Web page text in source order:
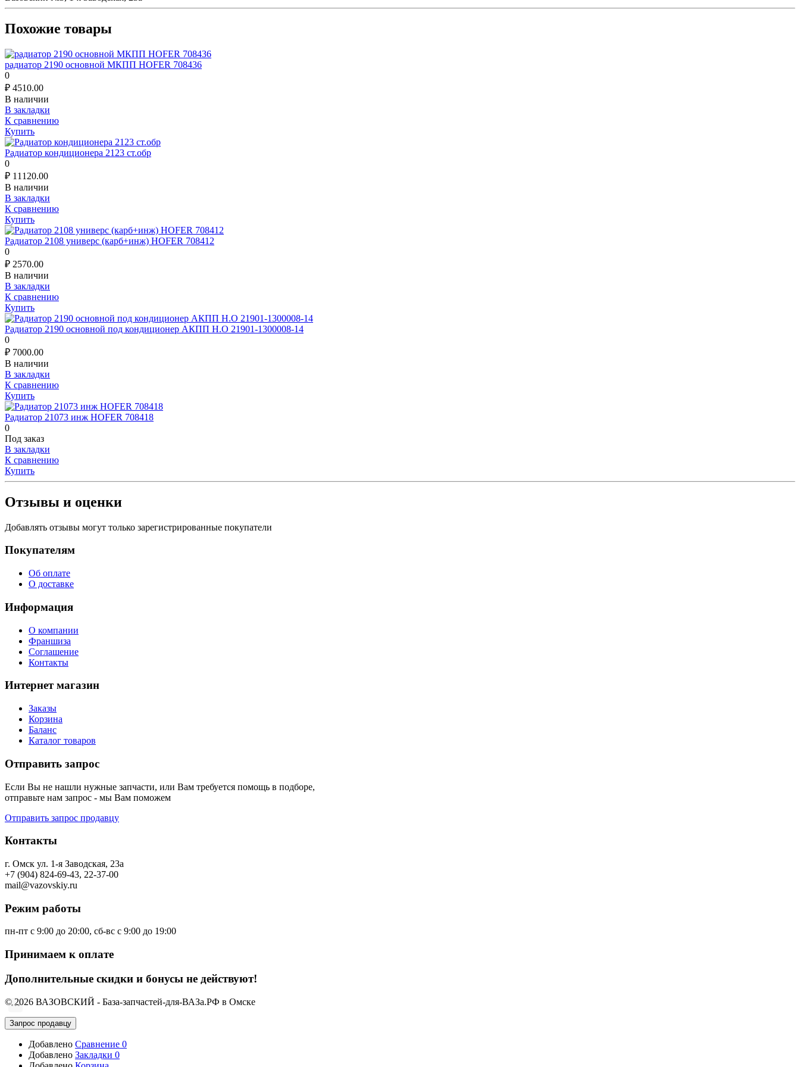
Похожие товары
радиатор 2190 основной МКПП HOFER 708436
0
₽ 4510.00
В наличии
В закладки
К сравнению
Купить
Радиатор кондиционера 2123 ст.обр
0
₽ 11120.00
В наличии
В закладки
К сравнению
Купить
Радиатор 2108 универс (карб+инж) HOFER 708412
0
₽ 2570.00
В наличии
В закладки
К сравнению
Купить
Радиатор 2190 основной под кондиционер АКПП Н.О 21901-1300008-14
0
₽ 7000.00
В наличии
В закладки
К сравнению
Купить
Радиатор 21073 инж HOFER 708418
0
Под заказ
В закладки
К сравнению
Купить
Отзывы и оценки
Добавлять отзывы могут только зарегистрированные покупатели
Покупателям
Об оплате
О доставке
Информация
О компании
Франшиза
Соглашение
Контакты
Интернет магазин
Заказы
Корзина
Баланс
Каталог товаров
Отправить запрос
Если Вы не нашли нужные запчасти, или Вам требуется помощь в подборе,
отправьте нам запрос - мы Вам поможем
Отправить запрос продавцу
Контакты
г. Омск ул. 1-я Заводская, 23а
+7 (904) 824-69-43, 22-37-00
mail@vazovskiy.ru
Режим работы
пн-пт с 9:00 до 20:00, сб-вс с 9:00 до 19:00
Принимаем к оплате
Дополнительные скидки и бонусы не действуют!
© 2026 ВАЗОВСКИЙ - База-запчастей-для-ВАЗа.РФ в Омске
Запрос продавцу
Добавлено Сравнение 0
Добавлено Закладки 0